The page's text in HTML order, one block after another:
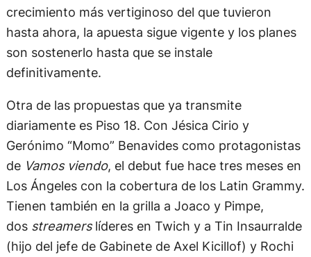
crecimiento más vertiginoso del que tuvieron
hasta ahora, la apuesta sigue vigente y los planes
son sostenerlo hasta que se instale
definitivamente.
Otra de las propuestas que ya transmite
diariamente es Piso 18. Con Jésica Cirio y
Gerónimo “Momo” Benavides como protagonistas
de Vamos viendo, el debut fue hace tres meses en
Los Ángeles con la cobertura de los Latin Grammy.
Tienen también en la grilla a Joaco y Pimpe,
dos streamerslíderes en Twich y a Tin Insaurralde
(hijo del jefe de Gabinete de Axel Kicillof) y Rochi